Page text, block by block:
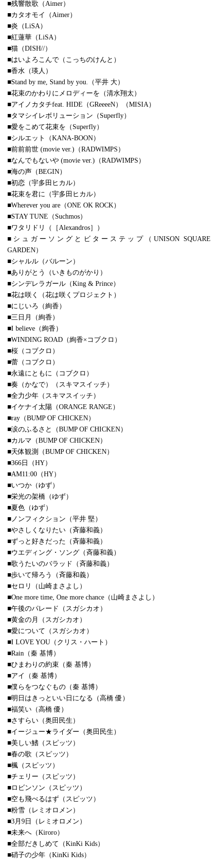
■残響散歌（Aimer）
■カタオモイ（Aimer）
■炎（LiSA）
■紅蓮華（LiSA）
■猫（DISH//）
■はいよろこんで（こっちのけんと）
■香水（瑛人）
■Stand by me, Stand by you.（平井 大）
■花束のかわりにメロディーを（清水翔太）
■アイノカタチfeat. HIDE（GReeeeN）（MISIA）
■タマシイレボリューション（Superfly）
■愛をこめて花束を（Superfly）
■シルエット（KANA-BOON）
■前前前世 (movie ver.)（RADWIMPS）
■なんでもないや (movie ver.)（RADWIMPS）
■海の声（BEGIN）
■初恋（宇多田ヒカル）
■花束を君に（宇多田ヒカル）
■Wherever you are（ONE OK ROCK）
■STAY TUNE（Suchmos）
■ワタリドリ（［Alexandros］）
■シュガーソングとビターステップ（UNISON SQUARE
GARDEN）
■シャルル（バルーン）
■ありがとう（いきものがかり）
■シンデレラガール（King & Prince）
■花は咲く（花は咲くプロジェクト）
■にじいろ（絢香）
■三日月（絢香）
■I believe（絢香）
■WINDING ROAD（絢香×コブクロ）
■桜（コブクロ）
■蕾（コブクロ）
■永遠にともに（コブクロ）
■奏（かなで）（スキマスイッチ）
■全力少年（スキマスイッチ）
■イケナイ太陽（ORANGE RANGE）
■ray（BUMP OF CHICKEN）
■涙のふるさと（BUMP OF CHICKEN）
■カルマ（BUMP OF CHICKEN）
■天体観測（BUMP OF CHICKEN）
■366日（HY）
■AM11:00（HY）
■いつか（ゆず）
■栄光の架橋（ゆず）
■夏色（ゆず）
■ノンフィクション（平井 堅）
■やさしくなりたい（斉藤和義）
■ずっと好きだった（斉藤和義）
■ウエディング・ソング（斉藤和義）
■歌うたいのバラッド（斉藤和義）
■歩いて帰ろう（斉藤和義）
■セロリ（山崎まさよし）
■One more time, One more chance（山崎まさよし）
■午後のパレード（スガシカオ）
■黄金の月（スガシカオ）
■愛について（スガシカオ）
■I LOVE YOU（クリス・ハート）
■Rain（秦 基博）
■ひまわりの約束（秦 基博）
■アイ（秦 基博）
■僕らをつなぐもの（秦 基博）
■明日はきっといい日になる（高橋 優）
■福笑い（高橋 優）
■さすらい（奥田民生）
■イージュー★ライダー（奥田民生）
■美しい鰭（スピッツ）
■春の歌（スピッツ）
■楓（スピッツ）
■チェリー（スピッツ）
■ロビンソン（スピッツ）
■空も飛べるはず（スピッツ）
■粉雪（レミオロメン）
■3月9日（レミオロメン）
■未来へ（Kiroro）
■全部だきしめて（KinKi Kids）
■硝子の少年（KinKi Kids）